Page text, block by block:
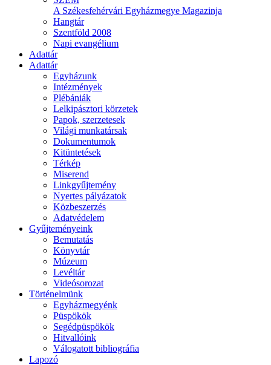
A Székesfehérvári Egyházmegye Magazinja
Hangtár
Szentföld 2008
Napi evangélium
Adattár
Adattár
Egyházunk
Intézmények
Plébániák
Lelkipásztori körzetek
Papok, szerzetesek
Világi munkatársak
Dokumentumok
Kitüntetések
Térkép
Miserend
Linkgyűjtemény
Nyertes pályázatok
Közbeszerzés
Adatvédelem
Gyűjteményeink
Bemutatás
Könyvtár
Múzeum
Levéltár
Videósorozat
Történelmünk
Egyházmegyénk
Püspökök
Segédpüspökök
Hitvallóink
Válogatott bibliográfia
Lapozó